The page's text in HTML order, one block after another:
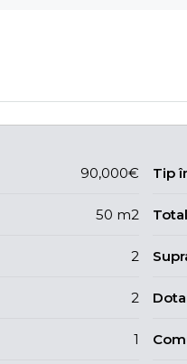
90,000€
50 m2
2
2
1
Tip